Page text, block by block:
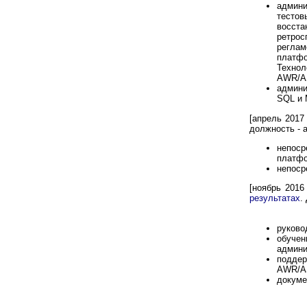
AWR/
SQL и
[апрель
должность -
[ноябрь
результатах.
AWR/